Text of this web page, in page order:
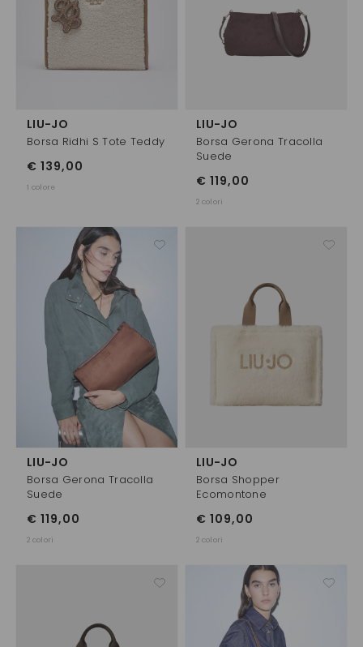
LIU-JO
Borsa Ridhi S Tote Teddy
€ 139,00
1 colore
LIU-JO
Borsa Gerona Tracolla
Suede
€ 119,00
2 colori
LIU-JO
Borsa Gerona Tracolla
Suede
€ 119,00
2 colori
LIU-JO
Borsa Shopper
Ecomontone
€ 109,00
2 colori